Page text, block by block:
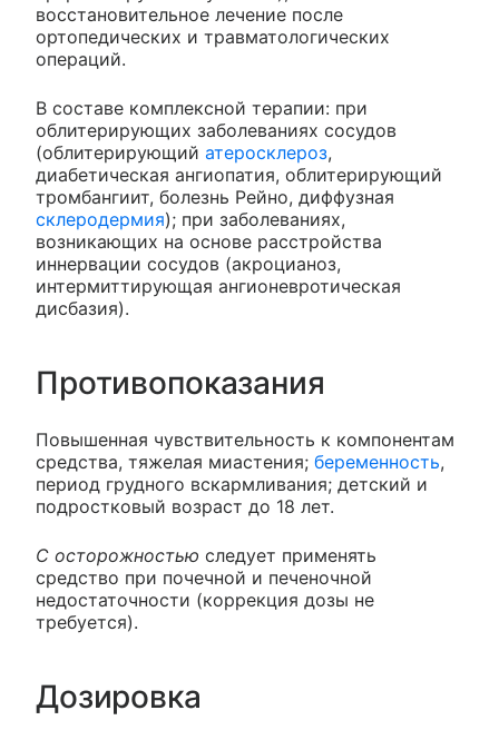
восстановительное лечение после
ортопедических и травматологических
операций.
В составе комплексной терапии: при
облитерирующих заболеваниях сосудов
(облитерирующий атеросклероз,
диабетическая ангиопатия, облитерирующий
тромбангиит, болезнь Рейно, диффузная
склеродермия); при заболеваниях,
возникающих на основе расстройства
иннервации сосудов (акроцианоз,
интермиттирующая ангионевротическая
дисбазия).
Противопоказания
Повышенная чувствительность к компонентам
средства, тяжелая миастения; беременность,
период грудного вскармливания; детский и
подростковый возраст до 18 лет.
С осторожностью следует применять
средство при почечной и печеночной
недостаточности (коррекция дозы не
требуется).
Дозировка